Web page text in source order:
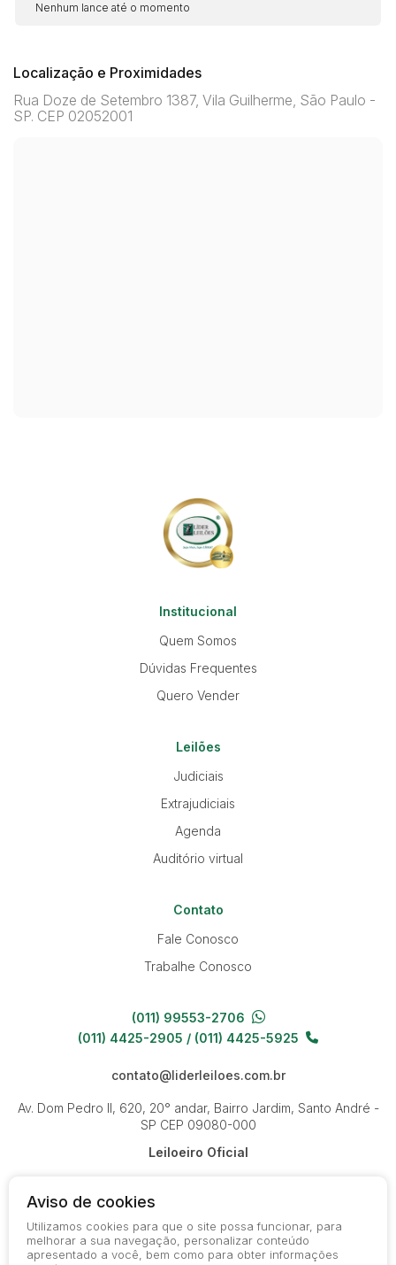
Nenhum lance até o momento
Localização e Proximidades
Rua Doze de Setembro 1387, Vila Guilherme, São Paulo -
SP. CEP 02052001
Institucional
Quem Somos
Dúvidas Frequentes
Quero Vender
Leilões
Judiciais
Extrajudiciais
Agenda
Auditório virtual
Contato
Fale Conosco
Trabalhe Conosco
(011) 99553-2706
(011) 4425-2905 / (011) 4425-5925
contato@liderleiloes.com.br
Av. Dom Pedro II, 620, 20° andar, Bairro Jardim, Santo André -
SP CEP 09080-000
Leiloeiro Oficial
© 2026-present - Todos os direitos reservados
Aviso de cookies
Utilizamos cookies para que o site possa funcionar, para
melhorar a sua navegação, personalizar conteúdo
apresentado a você, bem como para obter informações